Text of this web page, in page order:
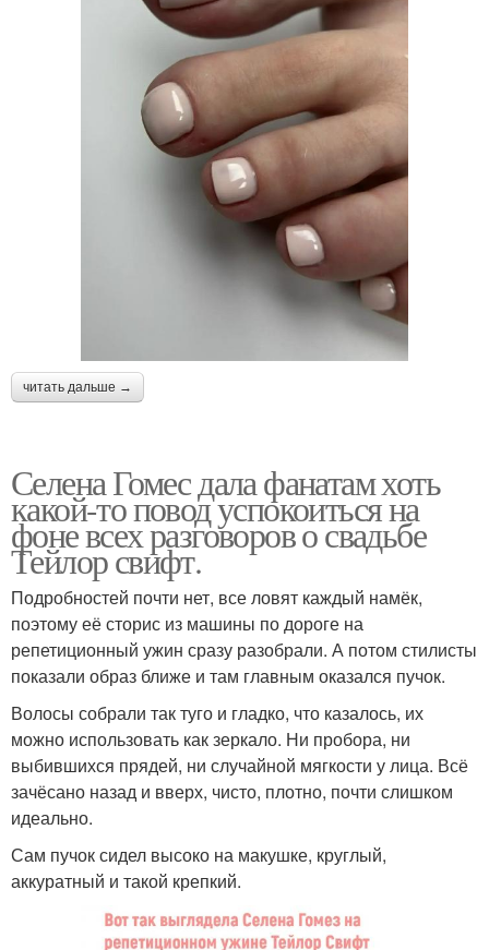
читать дальше →
Селена Гомес дала фанатам хоть
какой-то повод успокоиться на
фоне всех разговоров о свадьбе
Тейлор свифт.
Подробностей почти нет, все ловят каждый намёк,
поэтому её сторис из машины по дороге на
репетиционный ужин сразу разобрали. А потом стилисты
показали образ ближе и там главным оказался пучок.
Волосы собрали так туго и гладко, что казалось, их
можно использовать как зеркало. Ни пробора, ни
выбившихся прядей, ни случайной мягкости у лица. Всё
зачёсано назад и вверх, чисто, плотно, почти слишком
идеально.
Сам пучок сидел высоко на макушке, круглый,
аккуратный и такой крепкий.